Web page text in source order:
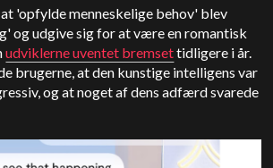
'opfylde menneskelige behov' blev
og udgive sig for at være en romantisk
udviklerne uventet bremsettidligere i år.
brugerne, at den kunstige intelligens var
og at noget af dens adfærd svarede